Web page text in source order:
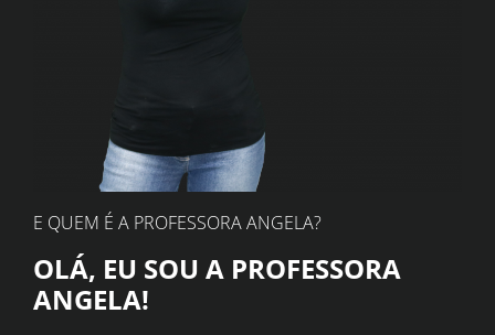
E QUEM É A PROFESSORA ANGELA?
OLÁ, EU SOU A PROFESSORA
ANGELA!